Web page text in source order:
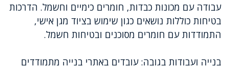
עבודה עם מכונות כבדות, חומרים כימיים וחשמל. הדרכות
בטיחות כוללות נושאים כגון שימוש בציוד מגן אישי,
התמודדות עם חומרים מסוכנים ובטיחות חשמל.
בנייה ועבודות בגובה: עובדים באתרי בנייה מתמודדים